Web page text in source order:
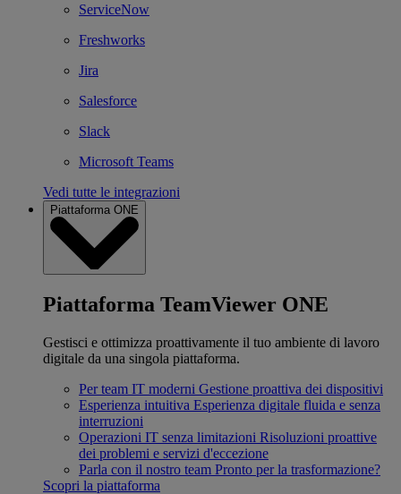
ServiceNow
Freshworks
Jira
Salesforce
Slack
Microsoft Teams
Vedi tutte le integrazioni
Piattaforma ONE
Piattaforma TeamViewer ONE
Gestisci e ottimizza proattivamente il tuo ambiente di lavoro
digitale da una singola piattaforma.
Per team IT moderni Gestione proattiva dei dispositivi
Esperienza intuitiva Esperienza digitale fluida e senza
interruzioni
Operazioni IT senza limitazioni Risoluzioni proattive
dei problemi e servizi d'eccezione
Parla con il nostro team Pronto per la trasformazione?
Scopri la piattaforma